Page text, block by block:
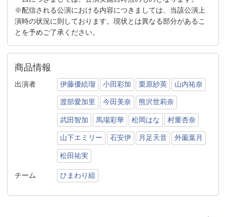
※配信される公演における内容につきましては、当該公演上
演時の状況に則しております。現状とは異なる部分があるこ
とを予めご了承ください。
商品情報
出演者 伊藤優絵瑠 小田彩加 栗原紗英 山内祐奈
渡部愛加里 今田美奈 熊沢世莉奈
武田智加 馬場彩華 松岡はな 村重杏奈
山下エミリー 石安伊 月足天音 外薗葉月
松田祐実
チーム ひまわり組